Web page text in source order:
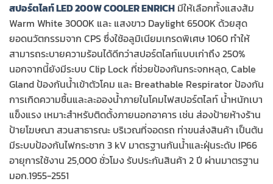
สปอร์ตไลท์ LED 200W COOLER ENRICH มีให้เลือกทั้งแสงส้ม
Warm White 3000K และ แสงขาว Daylight 6500K ด้วยสุด
ยอดนวัตกรรมจาก CPS ซึ่งใช้อลูมิเนียมเกรดพิเศษ 1060 ทำให้
สามารถระบายความร้อนได้ดีกว่าสปอร์ตไลท์แบบเก่าถึง 250%
นอกจากนี้ยังมีระบบ Clip Lock ที่ช่วยป้องกันกระจกหลุด, Cable
Gland ป้องกันน้ำเข้าตัวโคม และ Breathable Respirator ป้องกัน
การเกิดความชื้นและละอองน้ำภายในโคมไฟสปอร์ตไลท์ น้ำหนักเบา
แข็งแรง เหมาะสำหรับติดตั้งภายนอกอาคาร เช่น ส่องป้ายห้างร้าน
ป้ายโฆษณา สวนสาธารณะ บริเวณที่จอดรถ ท่าขนส่งสินค้า เป็นต้น
มีระบบป้องกันไฟกระชาก 3 kV มาตรฐานกันน้ำและฝุ่นระดับ IP66
อายุการใช้งาน 25,000 ชั่วโมง รับประกันสินค้า 2 ปี ผ่านมาตรฐาน
มอก.1955-2551